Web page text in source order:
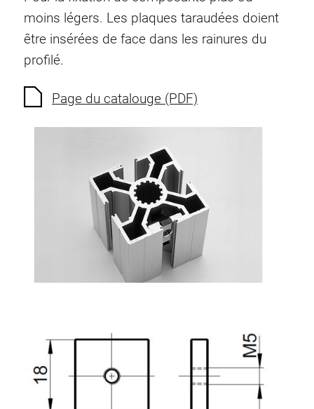
Ecrous à ressort
Sécurités de torsion
Éléments de galets
Eléments de surface
Charnières et Articulations
Éléments pneumatique
Éléments dynamique
Elément d’angle
Système de transrouler
moins légers. Les plaques taraudées doient
être insérées de face dans les rainures du
profilé.
Page du catalouge (PDF)